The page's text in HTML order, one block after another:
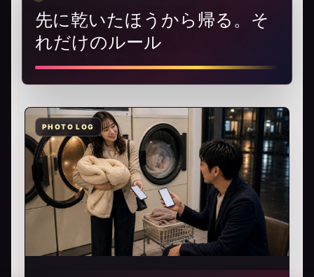
先に乾いたほうから帰る。そ
れだけのルール